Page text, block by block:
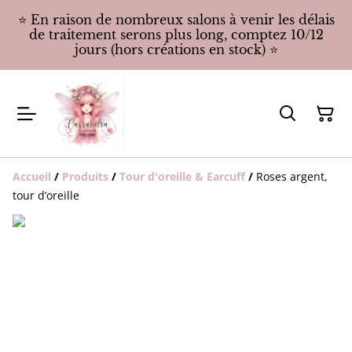
⭐️ En raison de nombreux salons à venir les délais
de traitement serons plus long, comptez 10/12
jours (hors créations en stock) ⭐️
Accueil / Produits / Tour d'oreille & Earcuff / Roses argent,
tour d’oreille